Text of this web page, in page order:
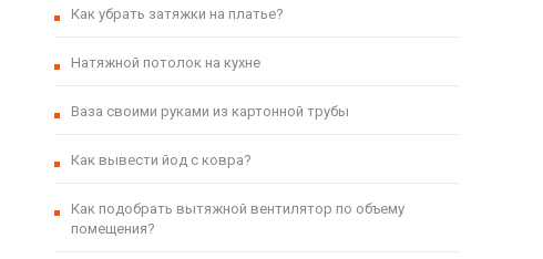
Как убрать затяжки на платье?
Натяжной потолок на кухне
Ваза своими руками из картонной трубы
Как вывести йод с ковра?
Как подобрать вытяжной вентилятор по объему
помещения?